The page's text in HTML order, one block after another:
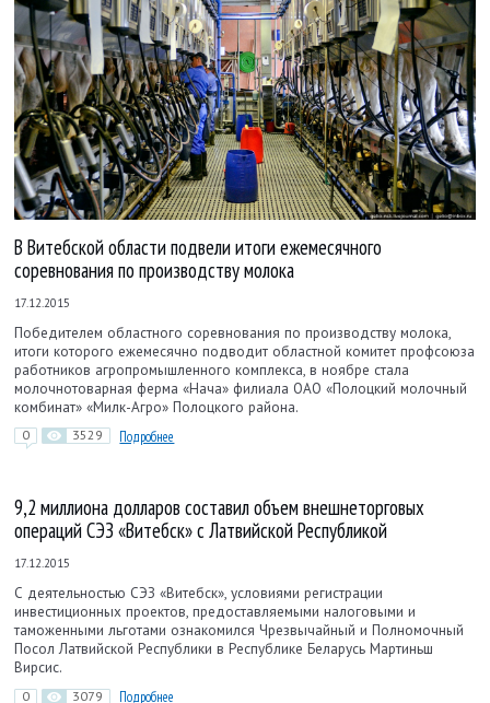
В Витебской области подвели итоги ежемесячного
соревнования по производству молока
17.12.2015
Победителем областного соревнования по производству молока,
итоги которого ежемесячно подводит областной комитет профсоюза
работников агропромышленного комплекса, в ноябре стала
молочнотоварная ферма «Нача» филиала ОАО «Полоцкий молочный
комбинат» «Милк-Агро» Полоцкого района.
0 3529 Подробнее
9,2 миллиона долларов составил объем внешнеторговых
операций СЭЗ «Витебск» с Латвийской Республикой
17.12.2015
С деятельностью СЭЗ «Витебск», условиями регистрации
инвестиционных проектов, предоставляемыми налоговыми и
таможенными льготами ознакомился Чрезвычайный и Полномочный
Посол Латвийской Республики в Республике Беларусь Мартиньш
Вирсис.
0 3079 Подробнее